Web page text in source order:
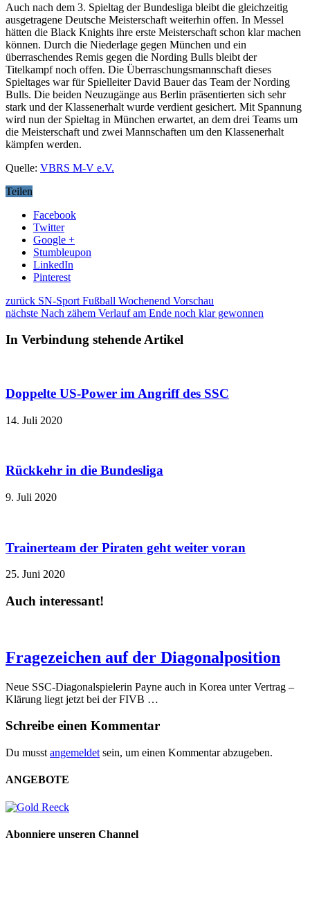
Auch nach dem 3. Spieltag der Bundesliga bleibt die gleichzeitig
ausgetragene Deutsche Meisterschaft weiterhin offen. In Messel
hätten die Black Knights ihre erste Meisterschaft schon klar machen
können. Durch die Niederlage gegen München und ein
überraschendes Remis gegen die Nording Bulls bleibt der
Titelkampf noch offen. Die Überraschungsmannschaft dieses
Spieltages war für Spielleiter David Bauer das Team der Nording
Bulls. Die beiden Neuzugänge aus Berlin präsentierten sich sehr
stark und der Klassenerhalt wurde verdient gesichert. Mit Spannung
wird nun der Spieltag in München erwartet, an dem drei Teams um
die Meisterschaft und zwei Mannschaften um den Klassenerhalt
kämpfen werden.
Quelle: VBRS M-V e.V.
Teilen
Facebook
Twitter
Google +
Stumbleupon
LinkedIn
Pinterest
zurück SN-Sport Fußball Wochenend Vorschau
nächste Nach zähem Verlauf am Ende noch klar gewonnen
In Verbindung stehende Artikel
Doppelte US-Power im Angriff des SSC
14. Juli 2020
Rückkehr in die Bundesliga
9. Juli 2020
Trainerteam der Piraten geht weiter voran
25. Juni 2020
Auch interessant!
Fragezeichen auf der Diagonalposition
Neue SSC-Diagonalspielerin Payne auch in Korea unter Vertrag –
Klärung liegt jetzt bei der FIVB …
Schreibe einen Kommentar
Du musst angemeldet sein, um einen Kommentar abzugeben.
ANGEBOTE
Abonniere unseren Channel